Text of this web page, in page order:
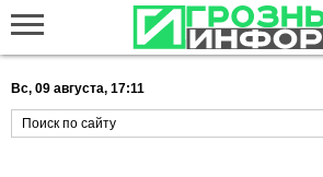
Вс, 09 августа, 17:11